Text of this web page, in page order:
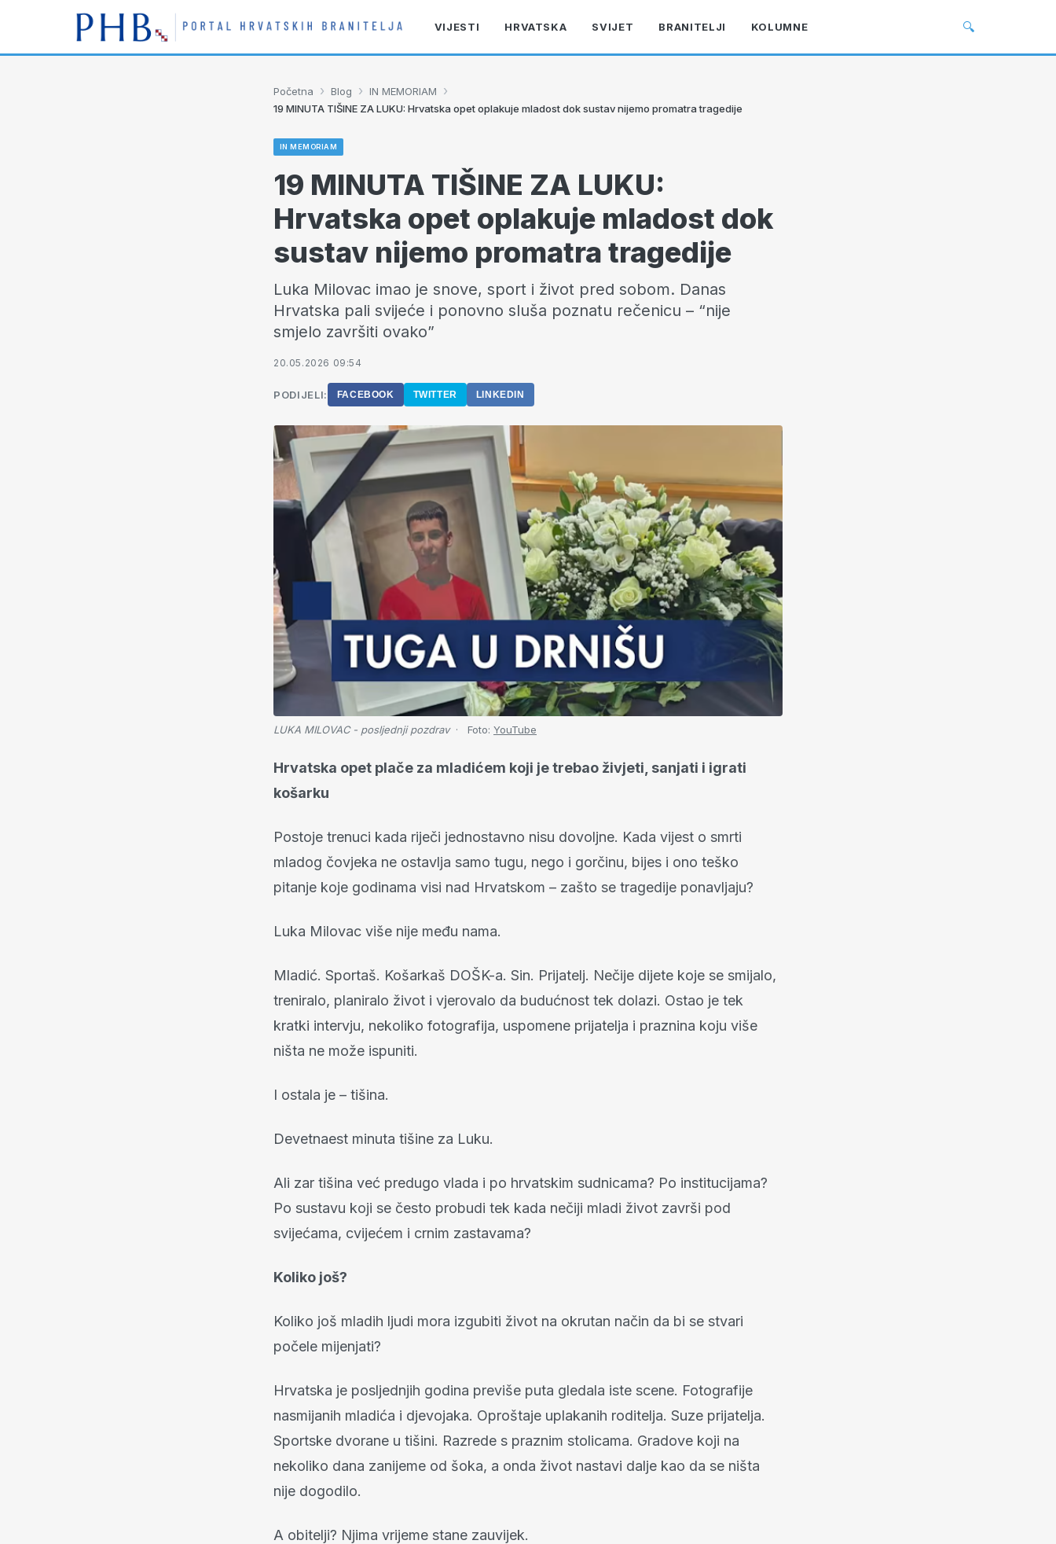
VIJESTI HRVATSKA SVIJET BRANITELJI KOLUMNE 🔍
Početna › Blog › IN MEMORIAM ›
19 MINUTA TIŠINE ZA LUKU: Hrvatska opet oplakuje mladost dok sustav nijemo promatra tragedije
IN MEMORIAM
19 MINUTA TIŠINE ZA LUKU:
Hrvatska opet oplakuje mladost dok
sustav nijemo promatra tragedije
Luka Milovac imao je snove, sport i život pred sobom. Danas
Hrvatska pali svijeće i ponovno sluša poznatu rečenicu – “nije
smjelo završiti ovako”
20.05.2026 09:54
PODIJELI: FACEBOOK TWITTER LINKEDIN
LUKA MILOVAC - posljednji pozdrav Foto: YouTube
Hrvatska opet plače za mladićem koji je trebao živjeti, sanjati i igrati
košarku
Postoje trenuci kada riječi jednostavno nisu dovoljne. Kada vijest o smrti
mladog čovjeka ne ostavlja samo tugu, nego i gorčinu, bijes i ono teško
pitanje koje godinama visi nad Hrvatskom – zašto se tragedije ponavljaju?
Luka Milovac više nije među nama.
Mladić. Sportaš. Košarkaš DOŠK-a. Sin. Prijatelj. Nečije dijete koje se smijalo,
treniralo, planiralo život i vjerovalo da budućnost tek dolazi. Ostao je tek
kratki intervju, nekoliko fotografija, uspomene prijatelja i praznina koju više
ništa ne može ispuniti.
I ostala je – tišina.
Devetnaest minuta tišine za Luku.
Ali zar tišina već predugo vlada i po hrvatskim sudnicama? Po institucijama?
Po sustavu koji se često probudi tek kada nečiji mladi život završi pod
svijećama, cvijećem i crnim zastavama?
Koliko još?
Koliko još mladih ljudi mora izgubiti život na okrutan način da bi se stvari
počele mijenjati?
Hrvatska je posljednjih godina previše puta gledala iste scene. Fotografije
nasmijanih mladića i djevojaka. Oproštaje uplakanih roditelja. Suze prijatelja.
Sportske dvorane u tišini. Razrede s praznim stolicama. Gradove koji na
nekoliko dana zanijeme od šoka, a onda život nastavi dalje kao da se ništa
nije dogodilo.
A obitelji? Njima vrijeme stane zauvijek.